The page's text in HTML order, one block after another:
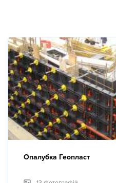
Галерея
Контакти
Прокат та послуги
Опалубка Геопласт